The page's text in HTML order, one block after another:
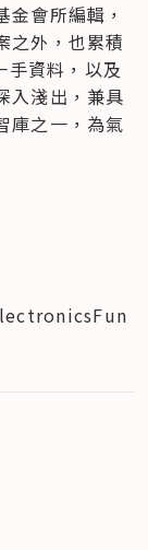
金會所編輯，
之外，也累積
手資料，以及
入淺出，兼具
庫之一，為氣